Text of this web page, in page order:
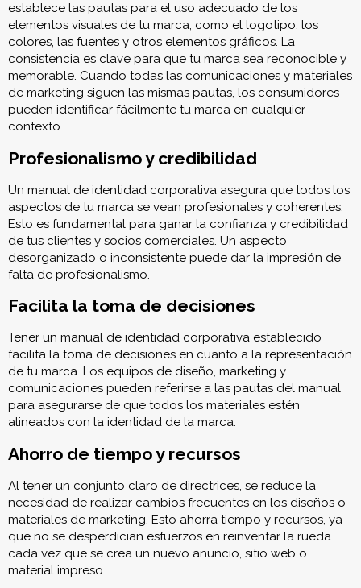
establece las pautas para el uso adecuado de los
elementos visuales de tu marca, como el logotipo, los
colores, las fuentes y otros elementos gráficos. La
consistencia es clave para que tu marca sea reconocible y
memorable. Cuando todas las comunicaciones y materiales
de marketing siguen las mismas pautas, los consumidores
pueden identificar fácilmente tu marca en cualquier
contexto.
Profesionalismo y credibilidad
Un manual de identidad corporativa asegura que todos los
aspectos de tu marca se vean profesionales y coherentes.
Esto es fundamental para ganar la confianza y credibilidad
de tus clientes y socios comerciales. Un aspecto
desorganizado o inconsistente puede dar la impresión de
falta de profesionalismo.
Facilita la toma de decisiones
Tener un manual de identidad corporativa establecido
facilita la toma de decisiones en cuanto a la representación
de tu marca. Los equipos de diseño, marketing y
comunicaciones pueden referirse a las pautas del manual
para asegurarse de que todos los materiales estén
alineados con la identidad de la marca.
Ahorro de tiempo y recursos
Al tener un conjunto claro de directrices, se reduce la
necesidad de realizar cambios frecuentes en los diseños o
materiales de marketing. Esto ahorra tiempo y recursos, ya
que no se desperdician esfuerzos en reinventar la rueda
cada vez que se crea un nuevo anuncio, sitio web o
material impreso.